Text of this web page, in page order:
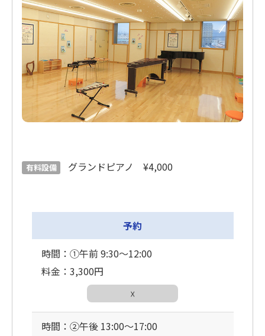
有料設備 グランドピアノ ¥4,000
予約
時間：①午前 9:30〜12:00
料金：3,300円
☓
時間：②午後 13:00〜17:00